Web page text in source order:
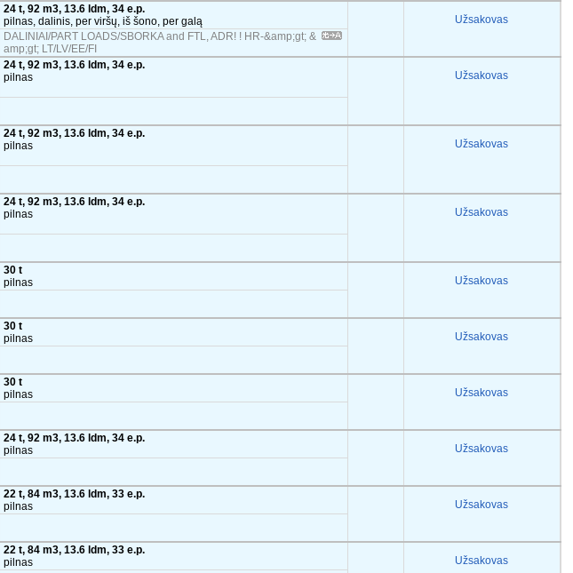
24 t, 92 m3, 13.6 ldm, 34 e.p.
pilnas, dalinis, per viršų, iš šono, per galą
Užsakovas
DALINIAI/PART LOADS/SBORKA and FTL, ADR! ! HR-&amp;gt; &
amp;gt; LT/LV/EE/FI
24 t, 92 m3, 13.6 ldm, 34 e.p.
pilnas
Užsakovas
24 t, 92 m3, 13.6 ldm, 34 e.p.
pilnas
Užsakovas
24 t, 92 m3, 13.6 ldm, 34 e.p.
pilnas
Užsakovas
30 t
pilnas
Užsakovas
30 t
pilnas
Užsakovas
30 t
pilnas
Užsakovas
24 t, 92 m3, 13.6 ldm, 34 e.p.
pilnas
Užsakovas
22 t, 84 m3, 13.6 ldm, 33 e.p.
pilnas
Užsakovas
22 t, 84 m3, 13.6 ldm, 33 e.p.
pilnas
Užsakovas